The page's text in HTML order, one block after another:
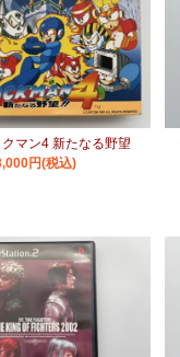
マン4 新たなる野望
円(税込)